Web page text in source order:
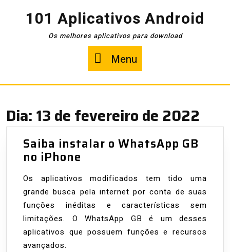
101 Aplicativos Android
Os melhores aplicativos para download
Menu
Dia:13 de fevereiro de 2022
Saiba instalar o WhatsApp GB
no iPhone
o
WhatsApp
GB
no
iPhone
Os aplicativos modificados tem tido uma
grande busca pela internet por conta de suas
funções inéditas e características sem
limitações. O WhatsApp GB é um desses
aplicativos que possuem funções e recursos
avançados.